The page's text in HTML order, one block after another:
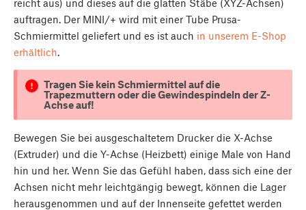
reicht aus) und dieses auf die glatten Stäbe (XYZ-Achsen)
auftragen. Der MINI/+ wird mit einer Tube Prusa-
Schmiermittel geliefert und es ist auch in unserem E-Shop
erhältlich.
Tragen Sie kein Schmiermittel auf die
Trapezmuttern oder die Gewindespindeln der Z-
Achse auf!
Bewegen Sie bei ausgeschaltetem Drucker die X-Achse
(Extruder) und die Y-Achse (Heizbett) einige Male von Hand
hin und her. Wenn Sie das Gefühl haben, dass sich eine der
Achsen nicht mehr leichtgängig bewegt, können die Lager
herausgenommen und auf der Innenseite gefettet werden